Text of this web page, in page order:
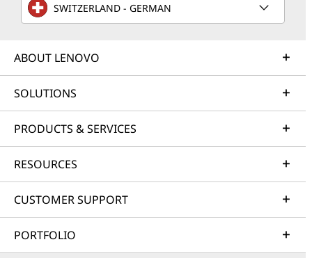
SWITZERLAND - GERMAN
ABOUT LENOVO
SOLUTIONS
PRODUCTS & SERVICES
RESOURCES
CUSTOMER SUPPORT
PORTFOLIO